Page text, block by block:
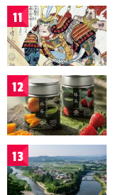
11
12
13